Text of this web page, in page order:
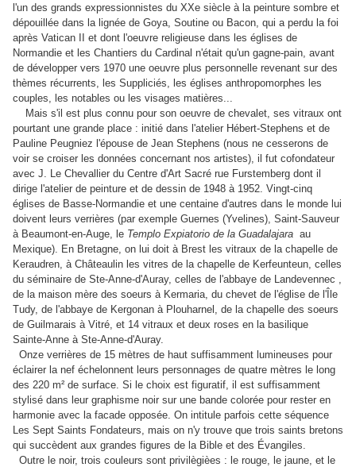
l'un des grands expressionnistes du XXe siècle à la peinture sombre et
dépouillée dans la lignée de Goya, Soutine ou Bacon, qui a perdu la foi
après Vatican II et dont l'oeuvre religieuse dans les églises de
Normandie et les Chantiers du Cardinal n'était qu'un gagne-pain, avant
de développer vers 1970 une oeuvre plus personnelle revenant sur des
thèmes récurrents, les Suppliciés, les églises anthropomorphes les
couples, les notables ou les visages matières...
Mais s'il est plus connu pour son oeuvre de chevalet, ses vitraux ont
pourtant une grande place : initié dans l'atelier Hébert-Stephens et de
Pauline Peugniez l'épouse de Jean Stephens (nous ne cesserons de
voir se croiser les données concernant nos artistes), il fut cofondateur
avec J. Le Chevallier du Centre d'Art Sacré rue Furstemberg dont il
dirige l'atelier de peinture et de dessin de 1948 à 1952. Vingt-cinq
églises de Basse-Normandie et une centaine d'autres dans le monde lui
doivent leurs verrières (par exemple Guernes (Yvelines), Saint-Sauveur
à Beaumont-en-Auge, le Templo Expiatorio de la Guadalajara au
Mexique). En Bretagne, on lui doit à Brest les vitraux de la chapelle de
Keraudren, à Châteaulin les vitres de la chapelle de Kerfeunteun, celles
du séminaire de Ste-Anne-d'Auray, celles de l'abbaye de Landevennec ,
de la maison mère des soeurs à Kermaria, du chevet de l'église de l'Île
Tudy, de l'abbaye de Kergonan à Plouharnel, de la chapelle des soeurs
de Guilmarais à Vitré, et 14 vitraux et deux roses en la basilique
Sainte-Anne à Ste-Anne-d'Auray.
Onze verrières de 15 mètres de haut suffisamment lumineuses pour
éclairer la nef échelonnent leurs personnages de quatre mètres le long
des 220 m² de surface. Si le choix est figuratif, il est suffisamment
stylisé dans leur graphisme noir sur une bande colorée pour rester en
harmonie avec la facade opposée. On intitule parfois cette séquence
Les Sept Saints Fondateurs, mais on n'y trouve que trois saints bretons
qui succèdent aux grandes figures de la Bible et des Évangiles.
Outre le noir, trois couleurs sont privilègièes : le rouge, le jaune, et le